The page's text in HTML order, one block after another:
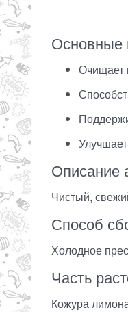
Основные
Очищает
Описание
Чистый,
Способ
Холодное
Часть
Кожура